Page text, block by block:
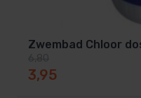
Zwembad Chloor
3,95